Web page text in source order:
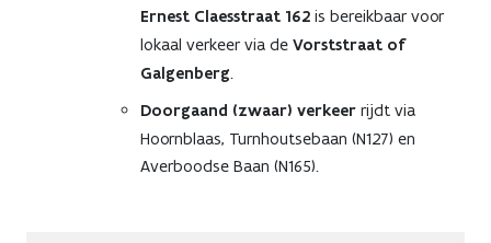
Ernest Claesstraat 162 is bereikbaar voor
lokaal verkeer via de Vorststraat of
Galgenberg.
Doorgaand (zwaar) verkeer rijdt via
Hoornblaas, Turnhoutsebaan (N127) en
Averboodse Baan (N165).